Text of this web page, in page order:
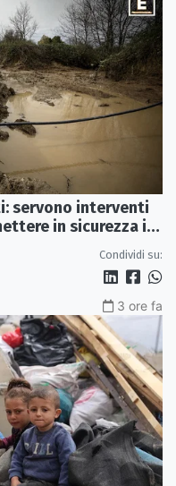
servono interventi
in sicurezza i
Condividi su:
3 ore fa